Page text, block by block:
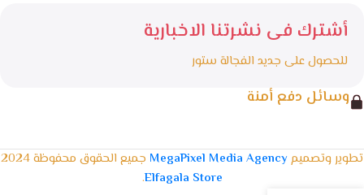
أشترك فى نشرتنا الاخبارية
للحصول على جديد الفجالة ستور
وسائل دفع أمنة
تطوير وتصميمMegaPixel Media Agency جميع الحقوق محفوظة 2024
Elfagala Store
.